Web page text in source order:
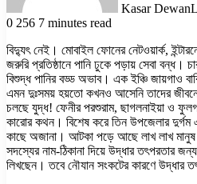
Kasar Dewan
0 256 7 minutes read
বিদ্যুৎ নেই। মোবাইল ফোনের নেটওয়ার্ক,
জরুরি প্রতিষ্ঠানে পানি ঢুকে পড়ায় সেবা
বিশুদ্ধ পানির বড্ড অভাব। এক ইঞ্চি জায়গাও
এমন দুঃসময় হয়তো কখনও আসেনি তাদের
চলছে যুদ্ধ! ফেনীর পরশুরাম, ছাগলনাইয়া ও
কারোর কথন। বিশেষ করে তিন উপজেলার
কাছে অজানা। আটকা পড়ে আছে লাখ লাখ
সদস্যের নাম-ঠিকানা দিয়ে উদ্ধার তৎপরতার
লিখছেন। তবে নৌযান সংকটের কারণে উদ্ধার